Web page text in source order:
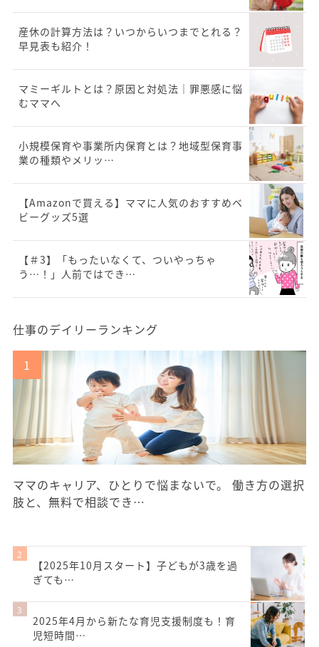
産休の計算方法は？いつからいつまでとれる？
早見表も紹介！
マミーギルトとは？原因と対処法｜罪悪感に悩
むママへ
小規模保育や事業所内保育とは？地域型保育事
業の種類やメリッ…
【Amazonで買える】ママに人気のおすすめベ
ビーグッズ5選
【＃3】「もったいなくて、ついやっちゃ
う…！」人前ではでき…
仕事のデイリーランキング
ママのキャリア、ひとりで悩まないで。 働き方の選択
肢と、無料で相談でき…
【2025年10月スタート】子どもが3歳を過
ぎても…
2025年4月から新たな育児支援制度も！育
児短時間…